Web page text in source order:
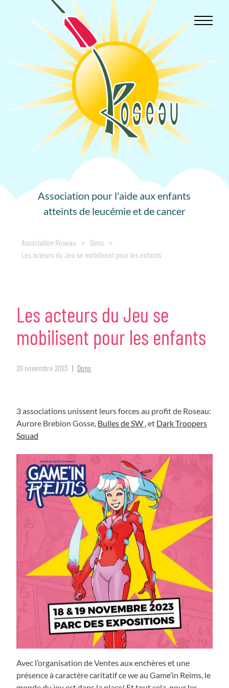
Association pour l'aide aux enfants
atteints de leucémie et de cancer
Association Roseau > Dons >
Les acteurs du Jeu se mobilisent pour les enfants
Les acteurs du Jeu se
mobilisent pour les enfants
20 novembre 2023 Dons
3 associations unissent leurs forces au profit de Roseau:
Aurore Brebion Gosse, Bulles de SW , et Dark Troopers
Squad
Avec l’organisation de Ventes aux enchères et une
présence à caractère caritatif ce we au Game’in Reims, le